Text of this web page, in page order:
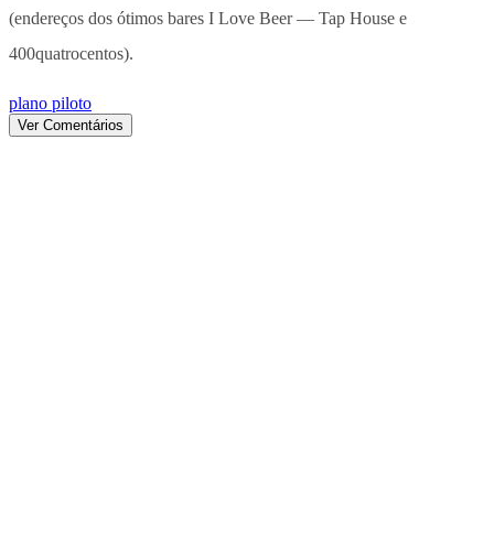
(endereços dos ótimos bares I Love Beer — Tap House e
400quatrocentos).
plano piloto
Ver Comentários